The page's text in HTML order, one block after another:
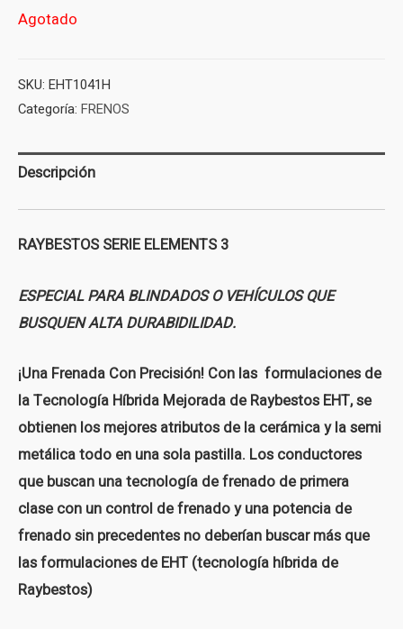
Agotado
SKU: EHT1041H
Categoría: FRENOS
Descripción
RAYBESTOS SERIE ELEMENTS 3
ESPECIAL PARA BLINDADOS O VEHÍCULOS QUE
BUSQUEN ALTA DURABIDILIDAD.
¡Una Frenada Con Precisión! Con las formulaciones de
la Tecnología Híbrida Mejorada de Raybestos EHT, se
obtienen los mejores atributos de la cerámica y la semi
metálica todo en una sola pastilla. Los conductores
que buscan una tecnología de frenado de primera
clase con un control de frenado y una potencia de
frenado sin precedentes no deberían buscar más que
las formulaciones de EHT (tecnología híbrida de
Raybestos)